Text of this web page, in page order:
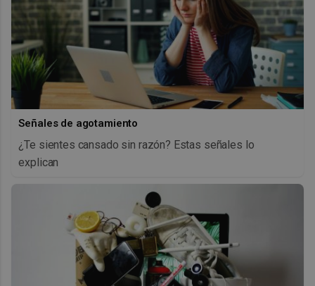
Señales de agotamiento
¿Te sientes cansado sin razón? Estas señales lo
explican